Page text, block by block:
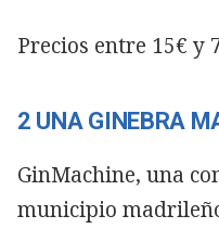
Precios entre 15€ y
2 UNA GINEBRA
GinMachine, una
municipio